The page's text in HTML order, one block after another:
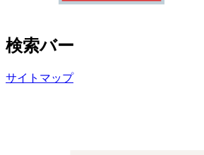
検索バー
サイトマップ